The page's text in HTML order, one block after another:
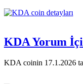
KDA Yorum
KDA coinin 17.1.2026